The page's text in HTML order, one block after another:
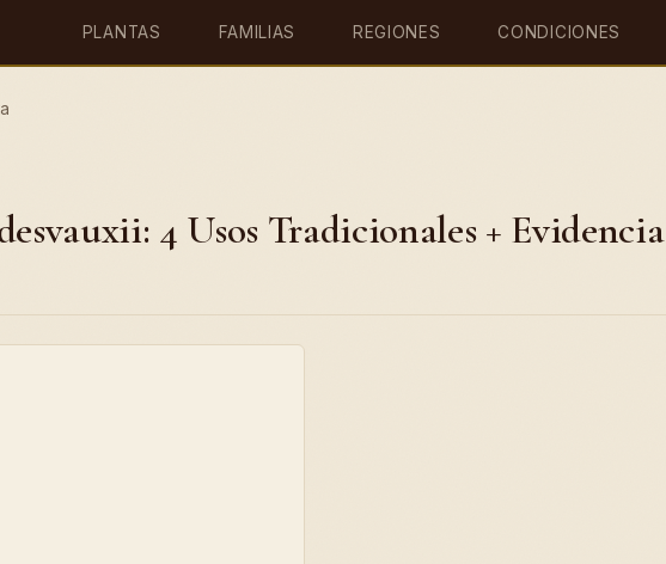
PLANTAS FAMILIAS REGIONES CONDICIONES
4 Usos Tradicionales + Evidencia